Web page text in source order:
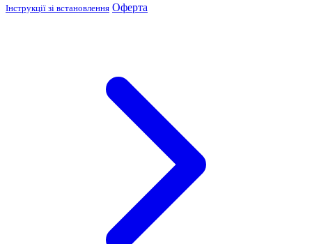
Інструкції зі встановлення Оферта